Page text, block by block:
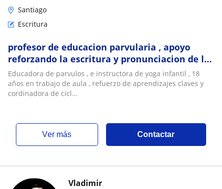
Santiago
Escritura
profesor de educacion parvularia , apoyo
reforzando la escritura y pronunciacion de las
palabras , actividdaes de reforzamh
Educadora de parvulos , e instructora de yoga infantil , 18
años en trabajo de aula , refuerzo de aprendizajes claves y
cordinadora de cicl...
ver más Contactar
Vladimir